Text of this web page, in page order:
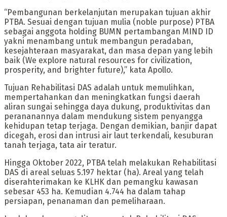
“Pembangunan berkelanjutan merupakan tujuan akhir
PTBA. Sesuai dengan tujuan mulia (noble purpose) PTBA
sebagai anggota holding BUMN pertambangan MIND ID
yakni menambang untuk membangun peradaban,
kesejahteraan masyarakat, dan masa depan yang lebih
baik (We explore natural resources for civilization,
prosperity, and brighter future),” kata Apollo.
Tujuan Rehabilitasi DAS adalah untuk memulihkan,
mempertahankan dan meningkatkan fungsi daerah
aliran sungai sehingga daya dukung, produktivitas dan
perananannya dalam mendukung sistem penyangga
kehidupan tetap terjaga. Dengan demikian, banjir dapat
dicegah, erosi dan intrusi air laut terkendali, kesuburan
tanah terjaga, tata air teratur.
Hingga Oktober 2022, PTBA telah melakukan Rehabilitasi
DAS di areal seluas 5.197 hektar (ha). Areal yang telah
diserahterimakan ke KLHK dan pemangku kawasan
sebesar 453 ha. Kemudian 4.744 ha dalam tahap
persiapan, penanaman dan pemeliharaan.